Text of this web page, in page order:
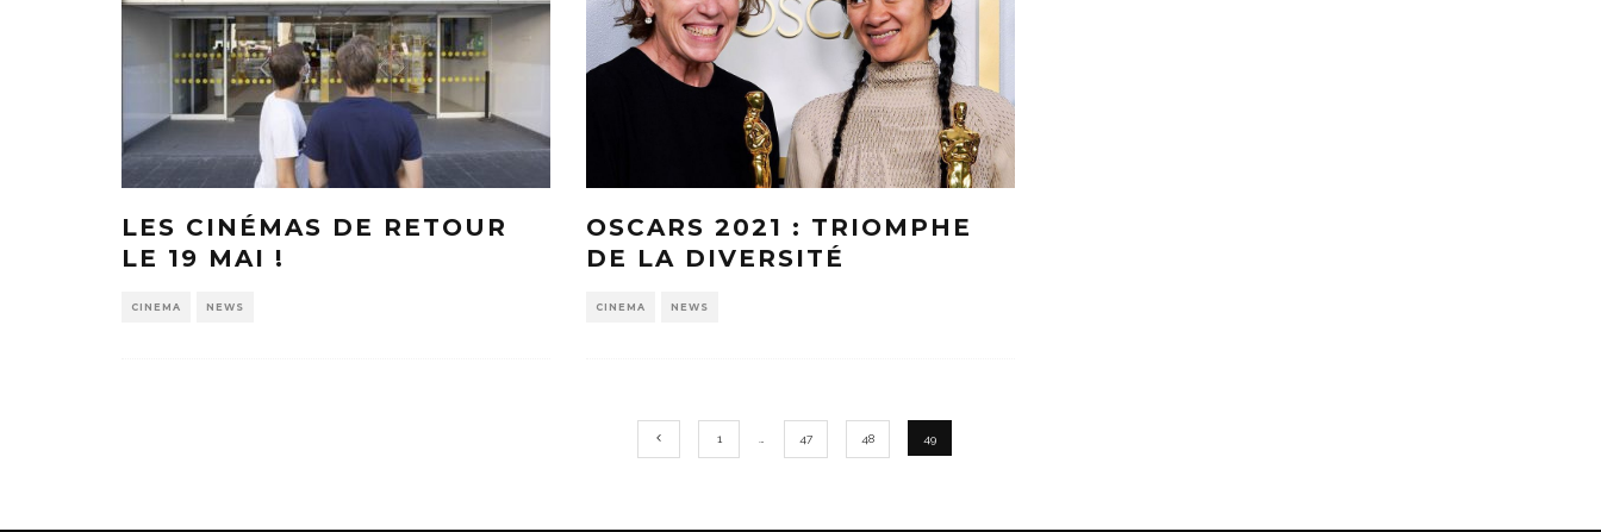
LES CINÉMAS DE RETOUR
LE 19 MAI !
CINEMA NEWS
OSCARS 2021 : TRIOMPHE
DE LA DIVERSITÉ
CINEMA NEWS
1 47 48 49